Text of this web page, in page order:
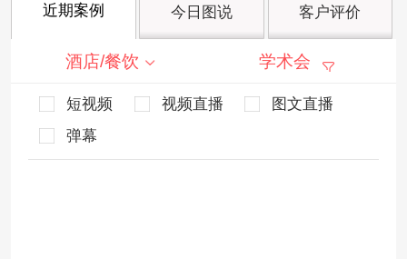
近期案例 今日图说 客户评价
酒店/餐饮 学术会
短视频 视频直播
图文直播
弹幕